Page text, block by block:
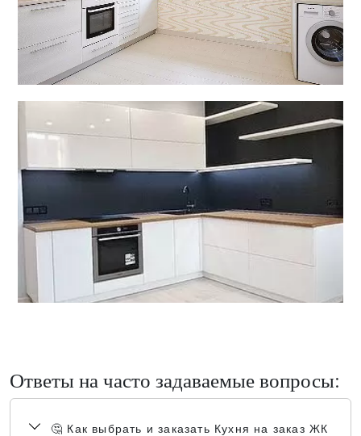
Ответы на часто задаваемые вопросы:
🤔 Как выбрать и заказать Кухня на заказ ЖК